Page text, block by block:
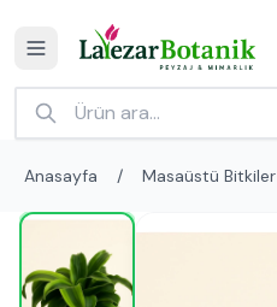
Anasayfa / Masaüstü Bitkiler